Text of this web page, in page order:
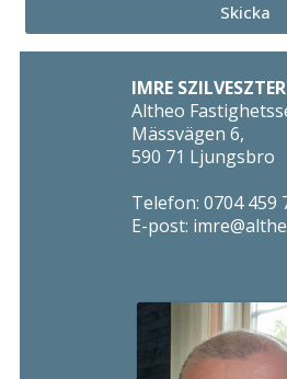
Skicka
IMRE SZILVESZTER
Altheo
Mässvägen 6,
590 71 Ljungsbro
Telefon: 0704 459
E-post: